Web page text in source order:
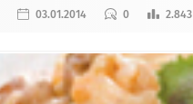
03.01.2014 0 2.843